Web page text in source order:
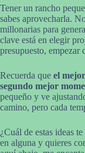
Tener un rancho
sabes aprovecharla.
millonarias para
clave está en elegir
presupuesto,
Recuerda que el
segundo mejor
pequeño y ve
camino, pero cada
¿Cuál de estas ideas
en alguna y quieres